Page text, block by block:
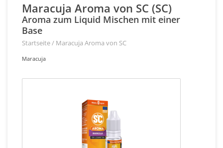
Maracuja Aroma von SC (SC)
Aroma zum Liquid Mischen mit einer
Base
Startseite/ Maracuja Aroma von SC
Maracuja